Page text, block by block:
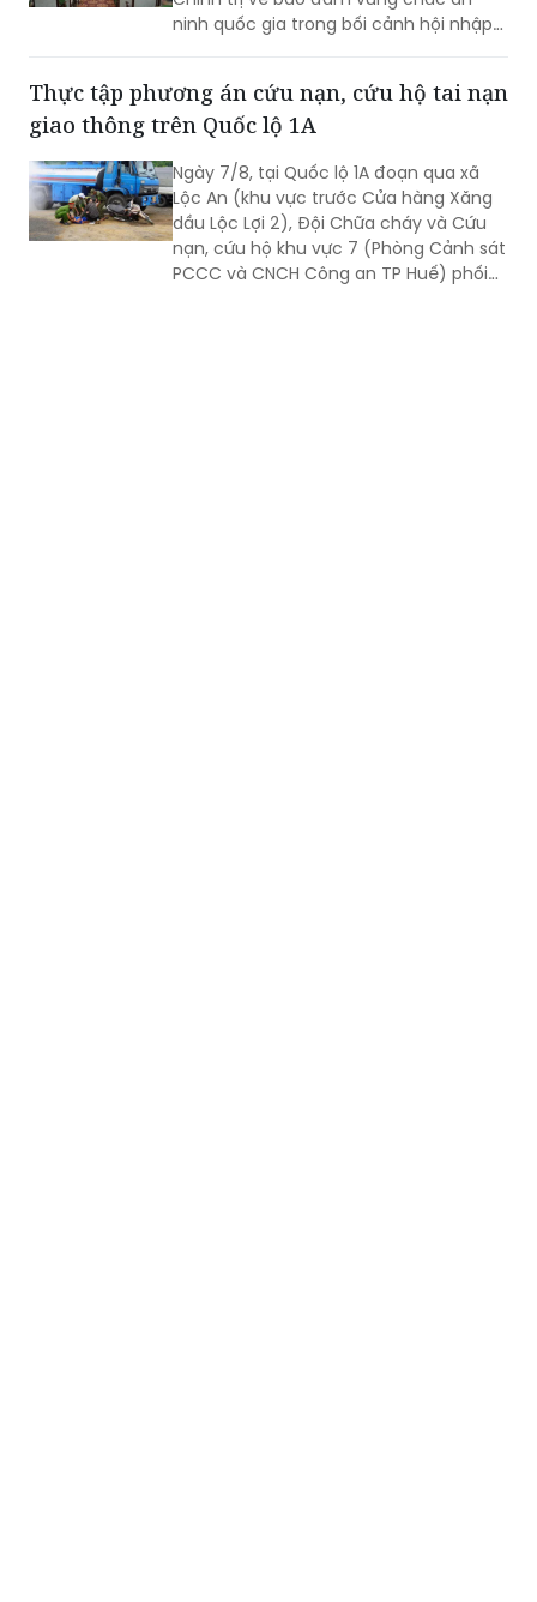
Thực tập phương án cứu nạn, cứu hộ tai nạn
Ngày 7/8, tại Quốc lộ 1A đoạn qua xã
Lộc An (khu vực trước Cửa hàng Xăng
dầu Lộc Lợi 2), Đội Chữa cháy và Cứu
nạn, cứu hộ khu vực 7 (Phòng Cảnh sát
PCCC và CNCH Công an TP Huế) phối
hợp UBND xã Lộc An tổ chức thực tập
phương án cứu nạn, cứu hộ đối với tình
huống tai nạn giao thông đường bộ có